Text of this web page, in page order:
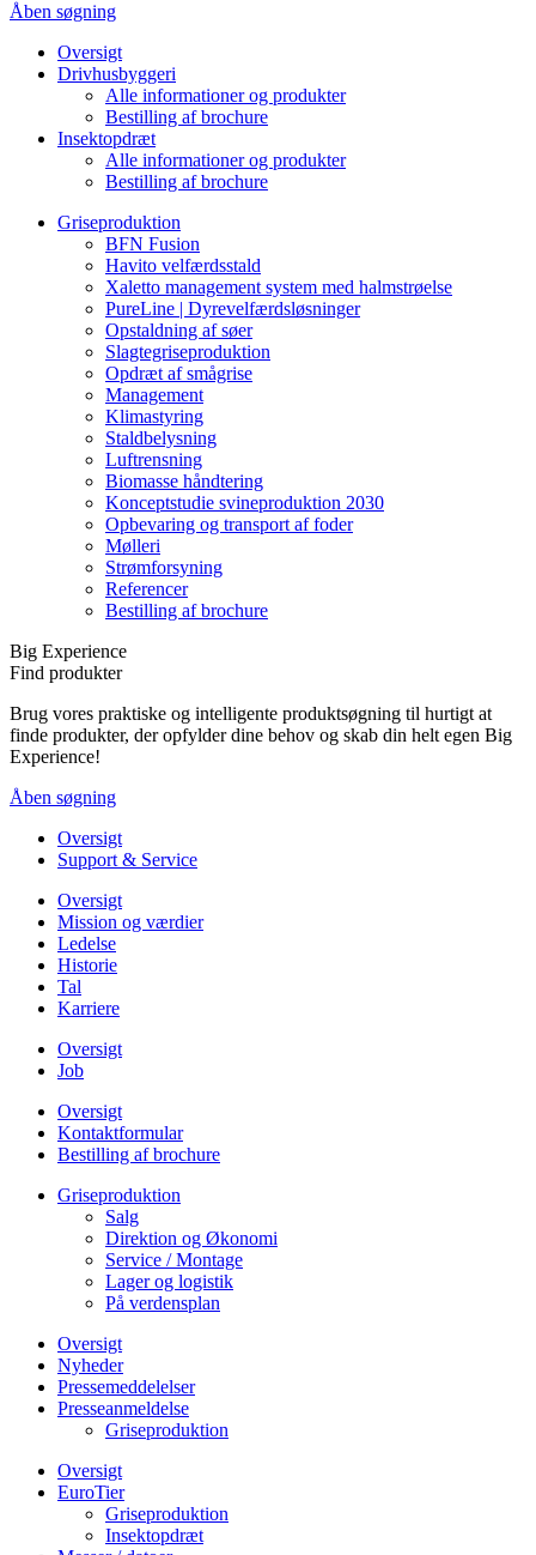
Åben søgning
Oversigt
Drivhusbyggeri
Alle informationer og produkter
Bestilling af brochure
Insektopdræt
Alle informationer og produkter
Bestilling af brochure
Griseproduktion
BFN Fusion
Havito velfærdsstald
Xaletto management system med halmstrøelse
PureLine | Dyrevelfærdsløsninger
Opstaldning af søer
Slagtegriseproduktion
Opdræt af smågrise
Management
Klimastyring
Staldbelysning
Luftrensning
Biomasse håndtering
Konceptstudie svineproduktion 2030
Opbevaring og transport af foder
Mølleri
Strømforsyning
Referencer
Bestilling af brochure
Big Experience
Find produkter
Brug vores praktiske og intelligente produktsøgning til hurtigt at
finde produkter, der opfylder dine behov og skab din helt egen Big
Experience!
Åben søgning
Oversigt
Support & Service
Oversigt
Mission og værdier
Ledelse
Historie
Tal
Karriere
Oversigt
Job
Oversigt
Kontaktformular
Bestilling af brochure
Griseproduktion
Salg
Direktion og Økonomi
Service / Montage
Lager og logistik
På verdensplan
Oversigt
Nyheder
Pressemeddelelser
Presseanmeldelse
Griseproduktion
Oversigt
EuroTier
Griseproduktion
Insektopdræt